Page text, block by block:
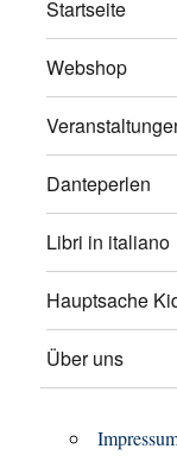
Startseite
Webshop
Danteperlen
Libri in italiano
Hauptsache
Über uns